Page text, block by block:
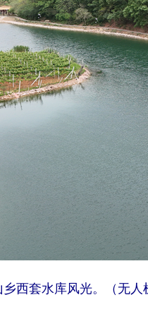
套水库风光。（无人